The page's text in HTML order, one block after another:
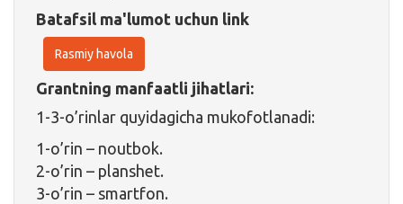
Batafsil ma'lumot uchun link
Rasmiy havola
Grantning manfaatli jihatlari:
1-3-o’rinlar quyidagicha mukofotlanadi:
1-o’rin – noutbok.
2-o’rin – planshet.
3-o’rin – smartfon.